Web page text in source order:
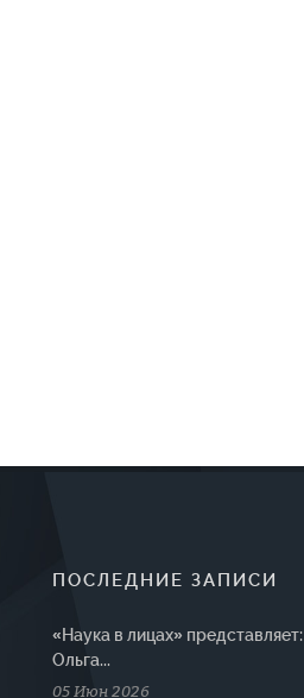
ПОСЛЕДНИЕ ЗАПИСИ
«Наука в лицах» представляет:
Ольга...
05 Июн 2026